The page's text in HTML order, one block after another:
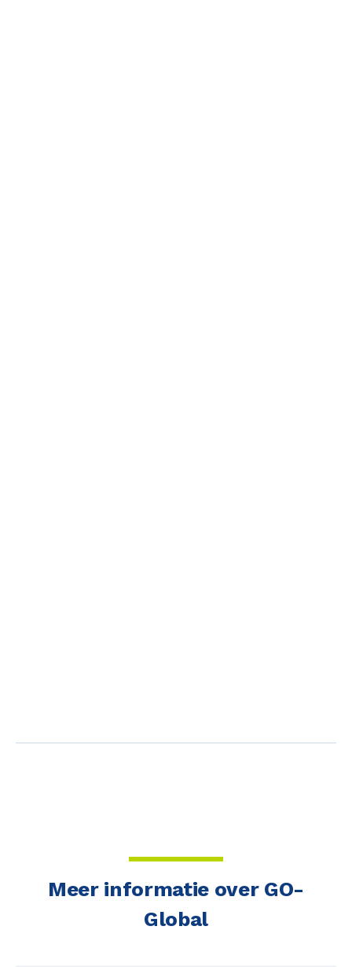
Meer informatie over GO-
Global